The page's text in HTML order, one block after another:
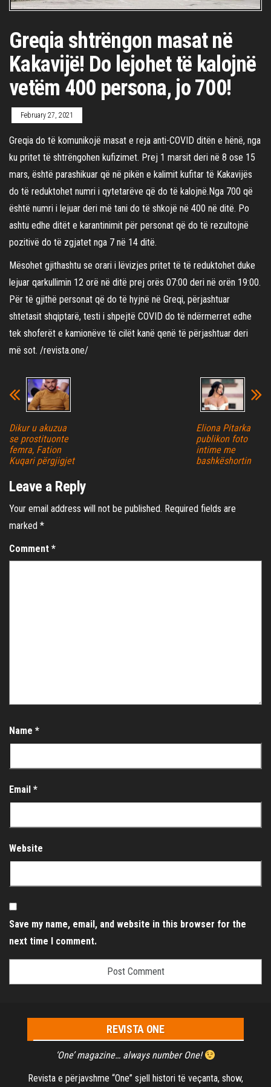
Greqia shtrëngon masat në
Kakavijë! Do lejohet të kalojnë
vetëm 400 persona, jo 700!
February 27, 2021
Greqia do të komunikojë masat e reja anti-COVID ditën e hënë, nga
ku pritet të shtrëngohen kufizimet. Prej 1 marsit deri në 8 ose 15
mars, është parashikuar që në pikën e kalimit kufitar të Kakavijës
do të reduktohet numri i qytetarëve që do të kalojnë.Nga 700 që
është numri i lejuar deri më tani do të shkojë në 400 në ditë. Po
ashtu edhe ditët e karantinimit për personat që do të rezultojnë
pozitivë do të zgjatet nga 7 në 14 ditë.
Mësohet gjithashtu se orari i lëvizjes pritet të të reduktohet duke
lejuar qarkullimin 12 orë në ditë prej orës 07:00 deri në orën 19:00.
Për të gjithë personat që do të hyjnë në Greqi, përjashtuar
shtetasit shqiptarë, testi i shpejtë COVID do të ndërmerret edhe
tek shoferët e kamionëve të cilët kanë qenë të përjashtuar deri
më sot. /revista.one/
Dikur u akuzua
se prostituonte
femra, Fation
Kuqari përgjigjet
Eliona Pitarka
publikon foto
intime me
bashkëshortin
Leave a Reply
Your email address will not be published. Required fields are
marked *
Comment *
Name *
Email *
Website
Save my name, email, and website in this browser for the
next time I comment.
REVISTA ONE
‘One’ magazine… always number One!
Revista e përjavshme “One” sjell histori të veçanta, show,